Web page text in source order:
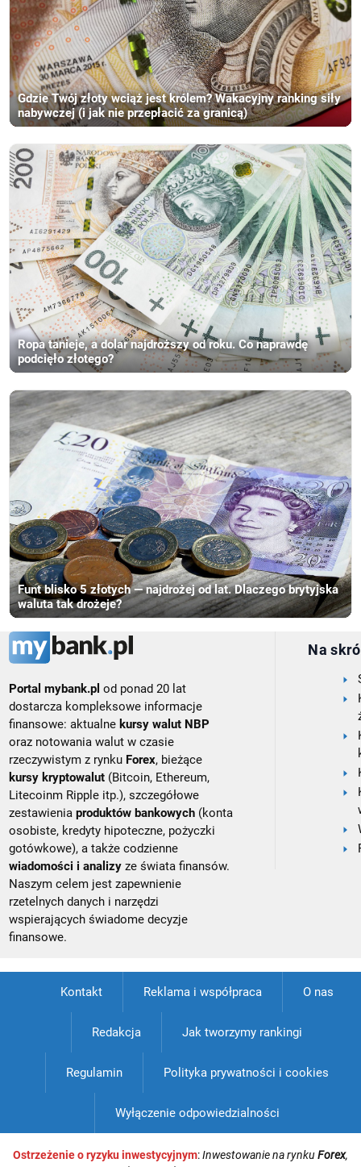
Gdzie Twój złoty wciąż jest królem? Wakacyjny ranking siły
nabywczej (i jak nie przepłacić za granicą)
Ropa tanieje, a dolar najdroższy od roku. Co naprawdę
podcięło złotego?
Funt blisko 5 złotych — najdrożej od lat. Dlaczego brytyjska
waluta tak drożeje?
Portal mybank.pl od ponad 20 lat
dostarcza kompleksowe informacje
finansowe: aktualne kursy walut NBP
oraz notowania walut w czasie
rzeczywistym z rynku Forex, bieżące
kursy kryptowalut (Bitcoin, Ethereum,
Litecoinm Ripple itp.), szczegółowe
zestawieniaproduktów bankowych (konta
osobiste, kredyty hipoteczne, pożyczki
gotówkowe), a także codzienne
wiadomości i analizy ze świata finansów.
Naszym celem jest zapewnienie
rzetelnych danych i narzędzi
wspierających świadome decyzje
finansowe.
Na
Kontakt Reklama i współpraca O nas
Redakcja Jak tworzymy rankingi
Regulamin Polityka prywatności i cookies
Wyłączenie odpowiedzialności
Ostrzeżenie o ryzyku inwestycyjnym:Inwestowanie na rynkuForex,